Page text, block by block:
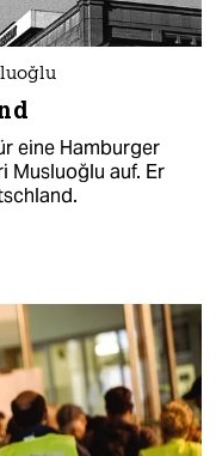
eine Hamburger
Musluoğlu auf. Er